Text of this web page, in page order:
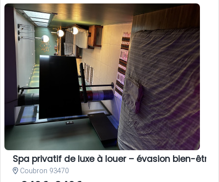
Spa privatif de luxe à louer – évasion bien-être
Coubron 93470